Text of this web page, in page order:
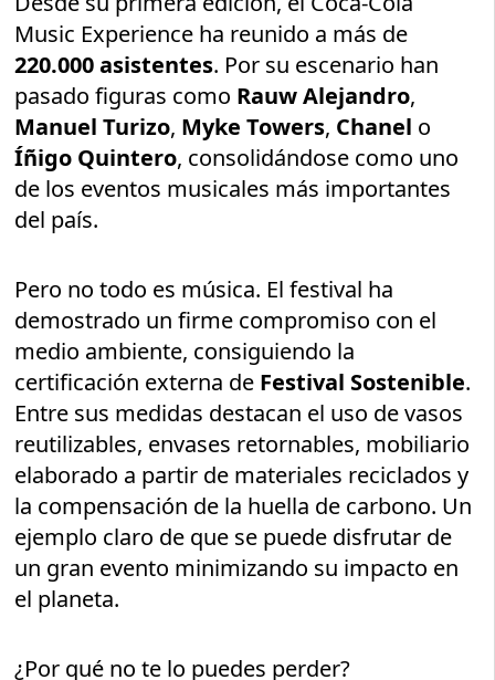
Music Experience ha reunido a más de
220.000 asistentes. Por su escenario han
pasado figuras como Rauw Alejandro,
Manuel Turizo, Myke Towers, Chanel o
Íñigo Quintero, consolidándose como uno
de los eventos musicales más importantes
del país.
Pero no todo es música. El festival ha
demostrado un firme compromiso con el
medio ambiente, consiguiendo la
certificación externa de Festival Sostenible.
Entre sus medidas destacan el uso de vasos
reutilizables, envases retornables, mobiliario
elaborado a partir de materiales reciclados y
la compensación de la huella de carbono. Un
ejemplo claro de que se puede disfrutar de
un gran evento minimizando su impacto en
el planeta.
¿Por qué no te lo puedes perder?